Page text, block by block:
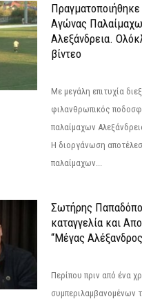
Αγώνας
Αλεξάνδρεια.
βίντεο
Με μεγάλη επιτυχία
φιλανθρωπικός
παλαίμαχων
Η διοργάνωση
παλαίμαχων...
Σωτήρης
καταγγελία και
“Μέγας
Περίπου πριν από ένα
συμπεριλαμβανομένων